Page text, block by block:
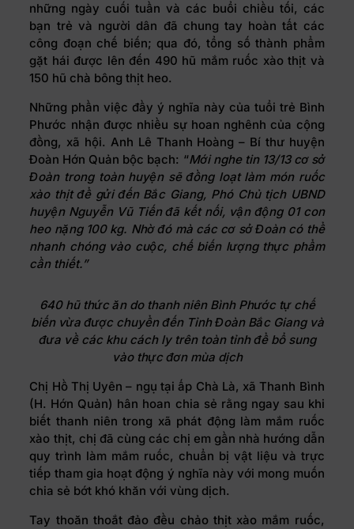
những ngày cuối tuần và các buổi chiều tối, các
bạn trẻ và người dân đã chung tay hoàn tất các
công đoạn chế biến; qua đó, tổng số thành phẩm
gặt hái được lên đến 490 hũ mắm ruốc xào thịt và
150 hũ chà bông thịt heo.
Những phần việc đầy ý nghĩa này của tuổi trẻ Bình
Phước nhận được nhiều sự hoan nghênh của cộng
đồng, xã hội. Anh Lê Thanh Hoàng – Bí thư huyện
Đoàn Hớn Quản bộc bạch: “Mới nghe tin 13/13 cơ sở
Đoàn trong toàn huyện sẽ đồng loạt làm món ruốc
xào thịt để gửi đến Bắc Giang, Phó Chủ tịch UBND
huyện Nguyễn Vũ Tiến đã kết nối, vận động 01 con
heo nặng 100 kg. Nhờ đó mà các cơ sở Đoàn có thể
nhanh chóng vào cuộc, chế biến lượng thực phẩm
cần thiết.”
640 hũ thức ăn do thanh niên Bình Phước tự chế
biến vừa được chuyển đến Tỉnh Đoàn Bắc Giang và
đưa về các khu cách ly trên toàn tỉnh để bổ sung
vào thực đơn mùa dịch
Chị Hồ Thị Uyên – ngụ tại ấp Chà Là, xã Thanh Bình
(H. Hớn Quản) hân hoan chia sẻ rằng ngay sau khi
biết thanh niên trong xã phát động làm mắm ruốc
xào thịt, chị đã cùng các chị em gần nhà hướng dẫn
quy trình làm mắm ruốc, chuẩn bị vật liệu và trực
tiếp tham gia hoạt động ý nghĩa này với mong muốn
chia sẻ bớt khó khăn với vùng dịch.
Tay thoăn thoắt đảo đều chảo thịt xào mắm ruốc,